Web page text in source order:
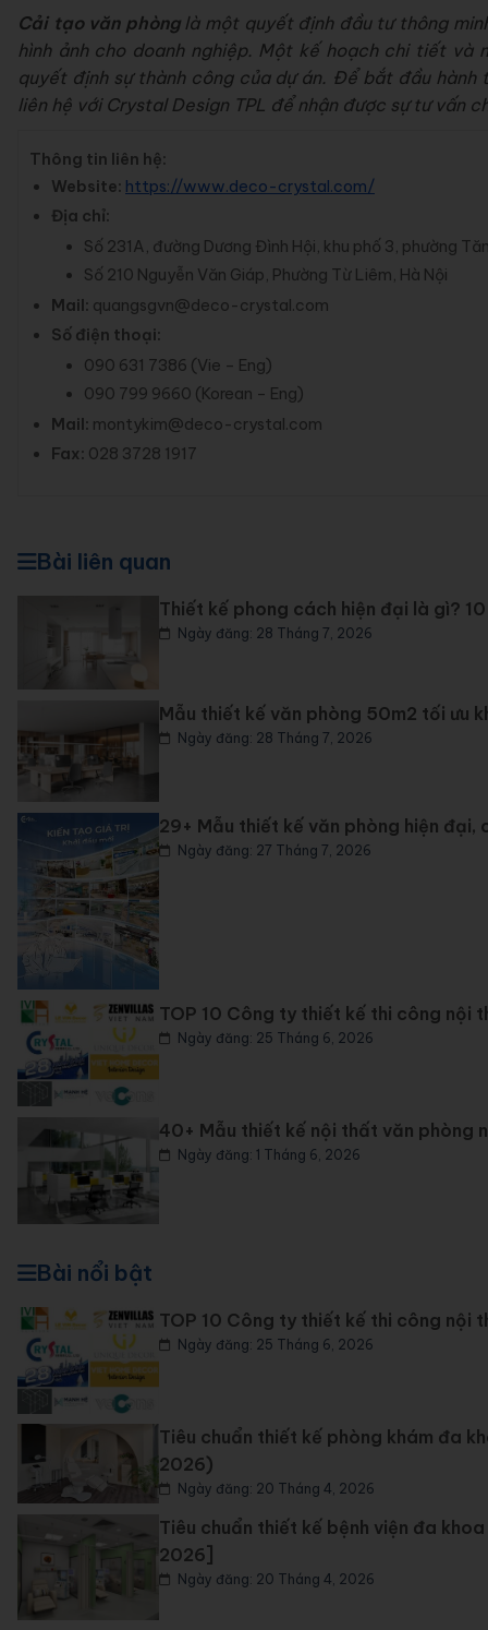
Cải tạo văn phònglà một quyết định đầu tư thông
hình ảnh cho doanh nghiệp. Một kế hoạch chi tiết
quyết định sự thành công của dự án. Để bắt đầu hành
liên hệ với Crystal Design TPL để nhận được sự tư vấn
Thông tin liên hệ:
Website: https://www.deco-crystal.com/
Địa chỉ:
Số 231A, đường Dương Đình Hội, khu phố 3, phường
Số 210 Nguyễn Văn Giáp, Phường Từ Liêm, Hà Nội
Mail: quangsgvn@deco-crystal.com
Số điện thoại:
090 631 7386 (Vie – Eng)
090 799 9660 (Korean – Eng)
Mail: montykim@deco-crystal.com
Fax: 028 3728 1917
Bài liên quan
Thiết kế phong cách hiện đại là gì?
Ngày đăng: 28 Tháng 7, 2026
Mẫu thiết kế văn phòng 50m2 tối ưu
Ngày đăng: 28 Tháng 7, 2026
29+ Mẫu thiết kế văn phòng hiện
Ngày đăng: 27 Tháng 7, 2026
TOP 10 Công ty thiết kế thi công nội
Ngày đăng: 25 Tháng 6, 2026
40+ Mẫu thiết kế nội thất văn phòng
Ngày đăng: 1 Tháng 6, 2026
Bài nổi bật
TOP 10 Công ty thiết kế thi công nội
Ngày đăng: 25 Tháng 6, 2026
Tiêu chuẩn thiết kế phòng khám đa
2026)
Ngày đăng: 20 Tháng 4, 2026
Tiêu chuẩn thiết kế bệnh viện đa
2026]
Ngày đăng: 20 Tháng 4, 2026